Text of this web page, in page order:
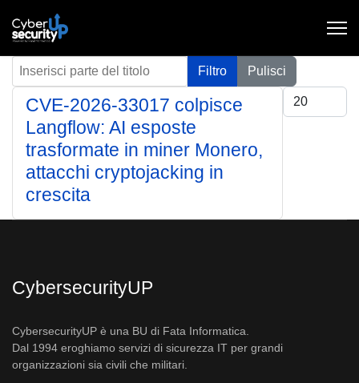
Inserisci parte del titolo Filtro
Pulisci
Visualizza #
CVE-2026-33017 colpisce
Langflow: AI esposte
trasformate in miner Monero,
attacchi cryptojacking in
crescita
CybersecurityUP
CybersecurityUP è una BU di Fata Informatica.
Dal 1994 eroghiamo servizi di sicurezza IT per grandi
organizzazioni sia civili che militari.